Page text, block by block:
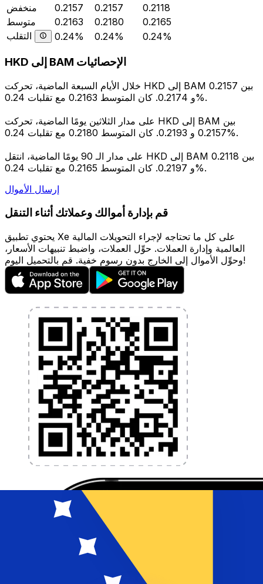
منخفض
0.2157 0.2157
0.2118
متوسط
0.2163 0.2180
0.2165
التقلب
0.24% 0.24% 0.24%
HKD إلى BAM الإحصائيات
خلال الأيام السبعة الماضية، تحركت HKD إلى BAM بين 0.2157
و 0.2174. كان المتوسط 0.2163 مع تقلبات 0.24%.
على مدار الثلاثين يومًا الماضية، تحركت HKD إلى BAM بين
0.2157 و 0.2193. كان المتوسط 0.2180 مع تقلبات 0.24%.
على مدار الـ 90 يومًا الماضية، انتقل HKD إلى BAM بين 0.2118
و 0.2197. كان المتوسط 0.2165 مع تقلبات 0.24%.
إرسال الأموال
قم بإدارة أموالك وعملاتك أثناء التنقل
يحتوي تطبيق Xe على كل ما تحتاجه لإجراء التحويلات المالية
العالمية وإدارة العملات. حوِّل العملات، واضبط تنبيهات الأسعار،
وحوِّل الأموال إلى الخارج بدون رسوم خفية. قم بالتحميل اليوم!